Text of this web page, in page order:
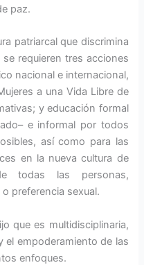
paz.
patriarcal que discrimina
requieren tres acciones
nacional e internacional,
a una Vida Libre de
y educación formal
e informal por todos
así como para las
en la nueva cultura de
todas las personas,
preferencia sexual.
que es multidisciplinaria,
el empoderamiento de las
enfoques.